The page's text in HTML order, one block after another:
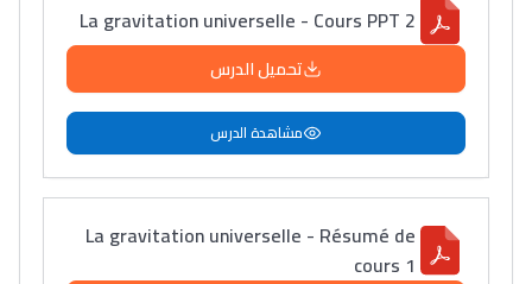
La gravitation universelle - Cours PPT 2
تحميل الدرس
مشاهدة الدرس
La gravitation universelle - Résumé de
cours 1